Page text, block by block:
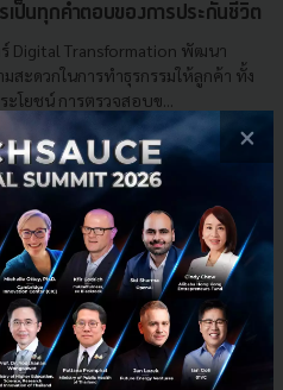
ป็นทุกคำตอบของการประกันชีวิต
Digital Transformation พัฒนา
สะดวกในการทำธุรกรรมให้ลูกค้า ทั้ง
โยชน์ การตรวจสอบข...
TLI Application
×